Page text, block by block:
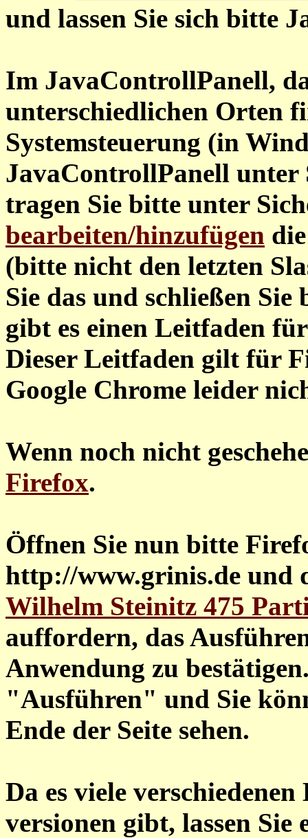
und lassen Sie sich bitte
Im JavaControllPanell,
unterschiedlichen Orten
Systemsteuerung (in
JavaControllPanell unter
tragen Sie bitte unter
bearbeiten/hinzufügen
(bitte nicht den letzten
Sie das und schließen
gibt es einen Leitfaden
Dieser Leitfaden gilt für
Google Chrome leider
Wenn noch nicht
Firefox.
Öffnen Sie nun bitte
http://www.grinis.de und
Wilhelm Steinitz 475
auffordern, das
Anwendung zu
"Ausführen" und Sie
Ende der Seite sehen.
Da es viele
versionen gibt, lassen Sie